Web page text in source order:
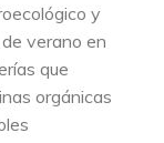
y
verano en
que
orgánicas